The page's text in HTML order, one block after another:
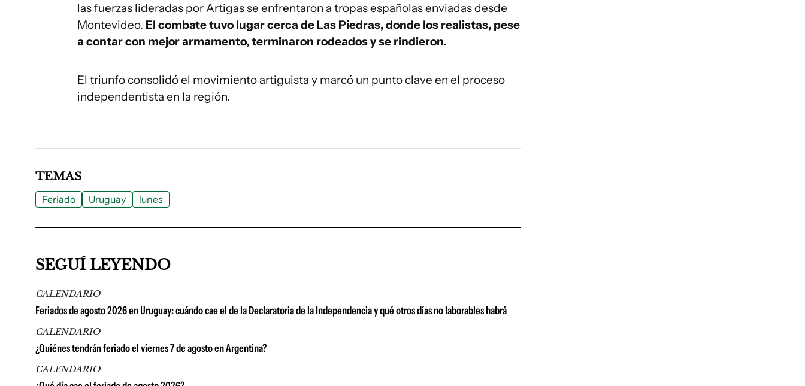
las fuerzas lideradas por Artigas se enfrentaron a tropas españolas enviadas desde
Montevideo. El combate tuvo lugar cerca de Las Piedras, donde los realistas, pese
a contar con mejor armamento, terminaron rodeados y se rindieron.
El triunfo consolidó el movimiento artiguista y marcó un punto clave en el proceso
independentista en la región.
TEMAS
Feriado Uruguay lunes
SEGUÍ LEYENDO
CALENDARIO
Feriados de agosto 2026 en Uruguay: cuándo cae el de la Declaratoria de la Independencia y qué otros días no laborables habrá
CALENDARIO
¿Quiénes tendrán feriado el viernes 7 de agosto en Argentina?
CALENDARIO